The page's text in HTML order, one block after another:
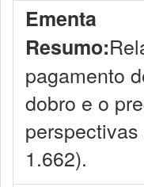
Ementa
Resumo:
pagamento
dobro e o
1.662).